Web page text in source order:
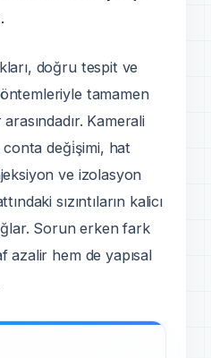
doğru tespit ve
tamamen
Kamerali
deği̇şimi, hat
ve izolasyon
sızıntıların kalicı
Sorun erken fark
azalir hem de yapısal